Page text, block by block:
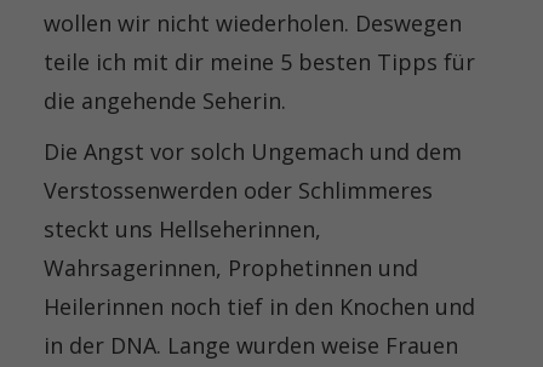
wollen wir nicht wiederholen. Deswegen
teile ich mit dir meine 5 besten Tipps für
die angehende Seherin.
Die Angst vor solch Ungemach und dem
Verstossenwerden oder Schlimmeres
steckt uns Hellseherinnen,
Wahrsagerinnen, Prophetinnen und
Heilerinnen noch tief in den Knochen und
in der DNA. Lange wurden weise Frauen